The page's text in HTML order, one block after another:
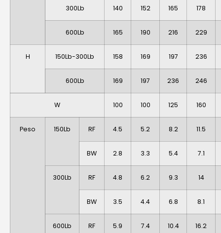
300Lb 140 152 165 178
600Lb 165 190 216 229
H 150Lb-300Lb 158 169 197 236
600Lb 169 197 236 246
W 100 100 125 160
Peso 150Lb RF 4.5 5.2 8.2 11.5
BW 2.8 3.3 5.4 7.1
300Lb RF 4.8 6.2 9.3 14
BW 3.5 4.4 6.8 8.1
600Lb RF 5.9 7.4 10.4 16.2